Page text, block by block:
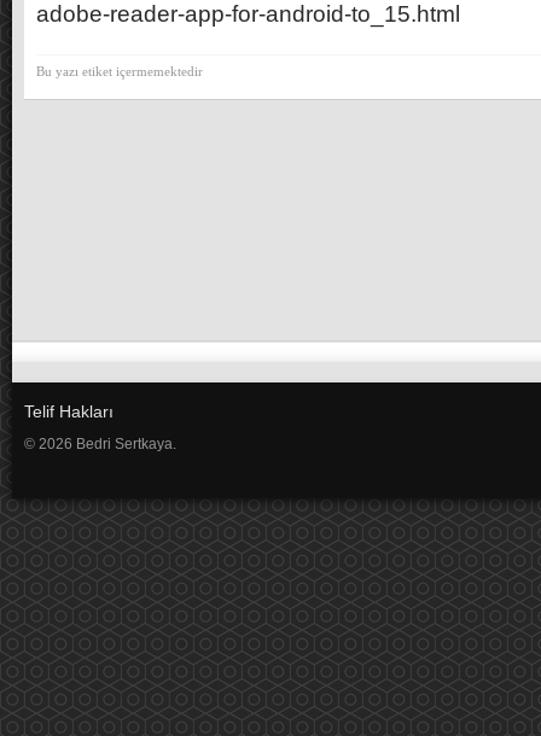
adobe-reader-app-for-android-to_15.html
Bu yazı etiket içermemektedir
Telif Hakları
© 2026 Bedri Sertkaya.